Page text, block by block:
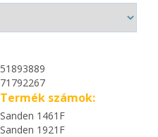
51893889
71792267
Termék számok:
Sanden 1461F
Sanden 1921F